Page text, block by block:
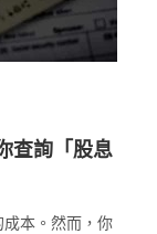
查詢「股息
本。然而，你